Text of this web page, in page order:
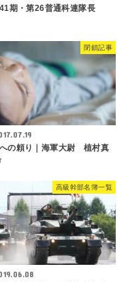
41期・第26普通科連隊長
閉鎖記事
の頼り｜海軍大尉 植村真
高級幹部名簿一覧